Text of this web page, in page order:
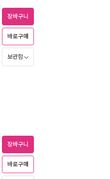
장바구니
바로구매
보관함
장바구니
바로구매